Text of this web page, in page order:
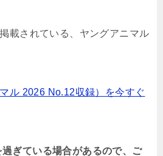
載されている、ヤングアニマル
ル 2026 No.12収録）を今すぐ
ぎている場合があるので、ご